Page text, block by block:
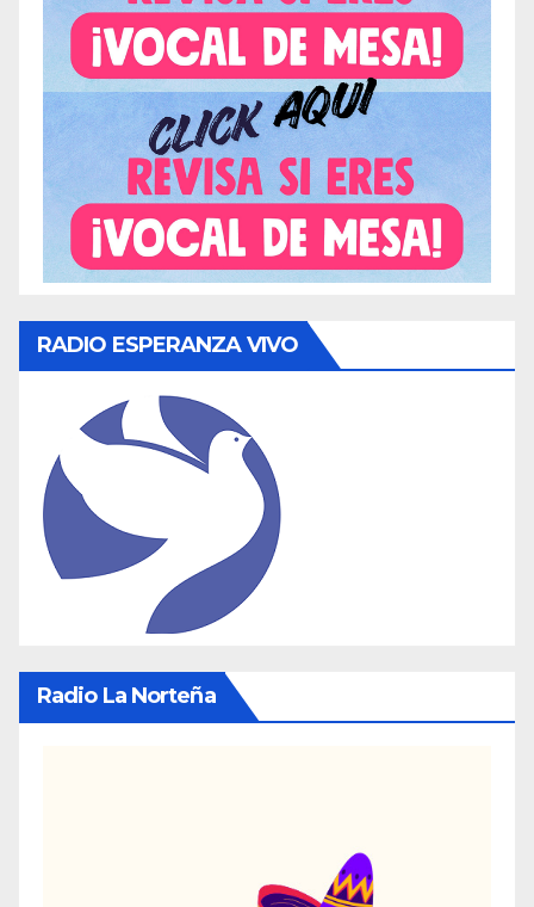
RADIO ESPERANZA VIVO
Radio La Norteña